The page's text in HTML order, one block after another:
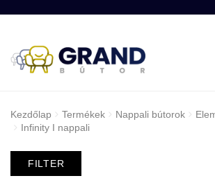
Kezdőlap Termékek Nappali bútorok
Infinity I nappali
FILTER